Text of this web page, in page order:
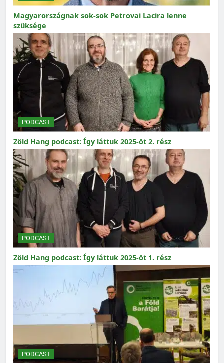
Magyarországnak sok-sok Petrovai Lacira lenne
szüksége
PODCAST
Zöld Hang podcast: Így láttuk 2025-öt 2. rész
PODCAST
Zöld Hang podcast: Így láttuk 2025-öt 1. rész
PODCAST